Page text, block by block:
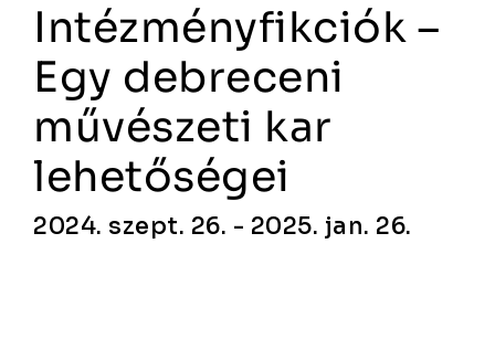
Intézményfikciók –
Egy debreceni
művészeti kar
lehetőségei
2024. szept. 26. - 2025. jan. 26.